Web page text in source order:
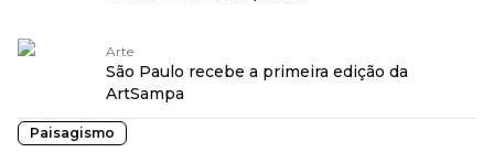
Arte
São Paulo recebe a primeira edição da
ArtSampa
Paisagismo